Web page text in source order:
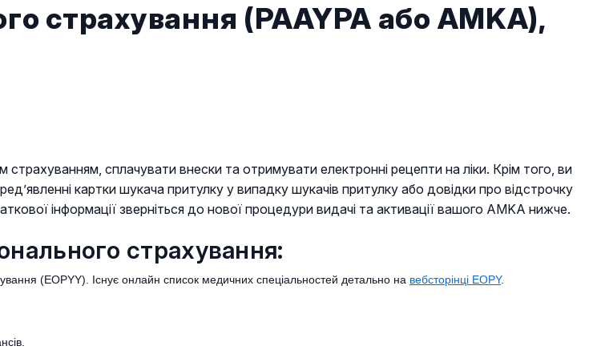
страхування (PAAYPA або ΑΜΚΑ),
сплачувати внески та отримувати електронні рецепти на ліки. Крім того, ви
картки шукача притулку у випадку шукачів притулку або довідки про відстрочку
інформації зверніться до нової процедури видачі та активації вашого AMKA нижче.
страхування:
(EOPYY). Існує онлайн список медичних спеціальностей детально на вебсторінці EOPY.